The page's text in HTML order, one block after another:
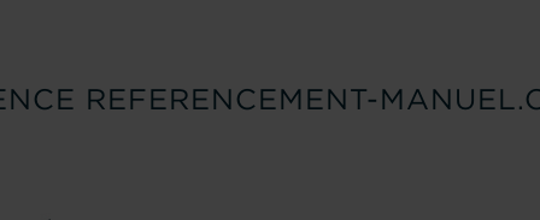
REFERENCEMENT-